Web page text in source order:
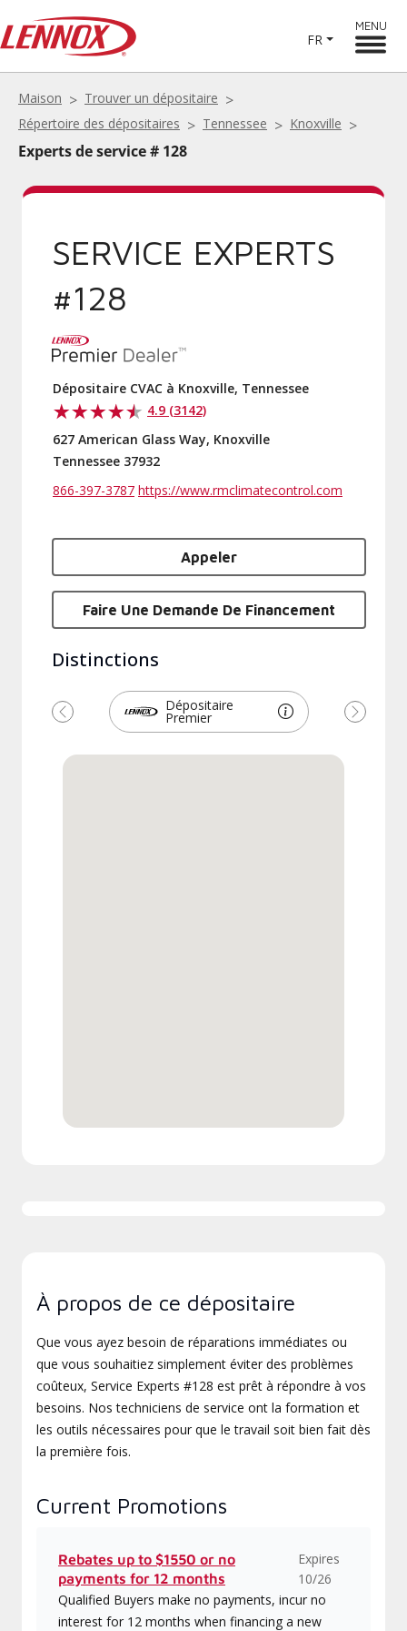
FR
MENU
Maison
Trouver un dépositaire
Répertoire des dépositaires
Tennessee Knoxville
Experts de service # 128
SERVICE EXPERTS
#128
Dépositaire CVAC à Knoxville, Tennessee
4.9 (3142)
627 American Glass Way, Knoxville
Tennessee 37932
866-397-3787 https://www.rmclimatecontrol.com
Appeler
Faire Une Demande De Financement
Distinctions
Dépositaire
Premier
Précédent Suivant
À propos de ce dépositaire
Que vous ayez besoin de réparations immédiates ou
que vous souhaitiez simplement éviter des problèmes
coûteux, Service Experts #128 est prêt à répondre à vos
besoins. Nos techniciens de service ont la formation et
les outils nécessaires pour que le travail soit bien fait dès
la première fois.
Current Promotions
Rebates up to $1550 or no
payments for 12 months
Expires
10/26
Qualified Buyers make no payments, incur no
interest for 12 months when financing a new